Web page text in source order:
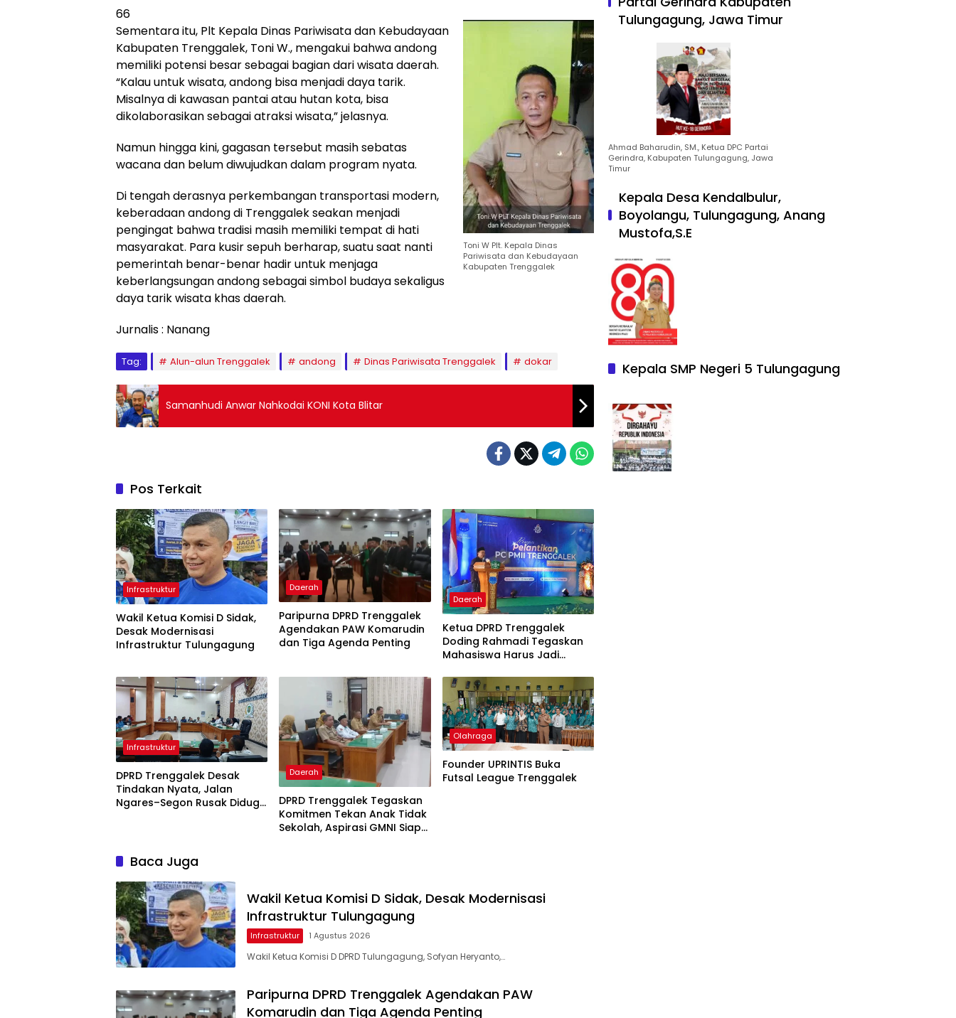
Toni W Plt. Kepala Dinas
Pariwisata dan Kebudayaan
Kabupaten Trenggalek
66
Sementara itu, Plt Kepala Dinas Pariwisata dan Kebudayaan
Kabupaten Trenggalek, Toni W., mengakui bahwa andong
memiliki potensi besar sebagai bagian dari wisata daerah.
“Kalau untuk wisata, andong bisa menjadi daya tarik.
Misalnya di kawasan pantai atau hutan kota, bisa
dikolaborasikan sebagai atraksi wisata,” jelasnya.
Namun hingga kini, gagasan tersebut masih sebatas
wacana dan belum diwujudkan dalam program nyata.
Di tengah derasnya perkembangan transportasi modern,
keberadaan andong di Trenggalek seakan menjadi
pengingat bahwa tradisi masih memiliki tempat di hati
masyarakat. Para kusir sepuh berharap, suatu saat nanti
pemerintah benar-benar hadir untuk menjaga
keberlangsungan andong sebagai simbol budaya sekaligus
daya tarik wisata khas daerah.
Jurnalis : Nanang
Tag: Alun-alun Trenggalek andong Dinas Pariwisata Trenggalek dokar
Samanhudi Anwar Nahkodai KONI Kota Blitar
Pos Terkait
Infrastruktur
Wakil Ketua Komisi D Sidak,
Desak Modernisasi
Infrastruktur Tulungagung
Daerah
Paripurna DPRD Trenggalek
Agendakan PAW Komarudin
dan Tiga Agenda Penting
Daerah
Ketua DPRD Trenggalek
Doding Rahmadi Tegaskan
Mahasiswa Harus Jadi
Infrastruktur
DPRD Trenggalek Desak
Tindakan Nyata, Jalan
Ngares–Segon Rusak Diduga
Daerah
DPRD Trenggalek Tegaskan
Komitmen Tekan Anak Tidak
Sekolah, Aspirasi GMNI Siap
Olahraga
Founder UPRINTIS Buka
Futsal League Trenggalek
Baca Juga
Wakil Ketua Komisi D Sidak, Desak Modernisasi
Infrastruktur Tulungagung
Infrastruktur 1 Agustus 2026
Wakil Ketua Komisi D DPRD Tulungagung, Sofyan Heryanto,…
Paripurna DPRD Trenggalek Agendakan PAW
Komarudin dan Tiga Agenda Penting
Tulungagung, Jawa Timur
Ahmad Baharudin, SM., Ketua DPC Partai
Gerindra, Kabupaten Tulungagung, Jawa
Timur
Kepala Desa Kendalbulur,
Boyolangu, Tulungagung, Anang
Mustofa,S.E
Kepala SMP Negeri 5 Tulungagung